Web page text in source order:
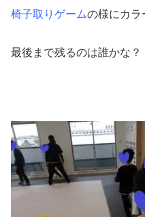
椅子取りゲームの様にカラ
最後まで残るのは誰かな？